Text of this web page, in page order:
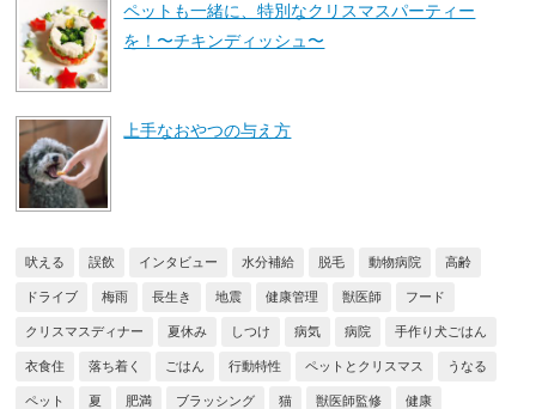
ペットも一緒に、特別なクリスマスパーティー
を！〜チキンディッシュ〜
上手なおやつの与え方
吠える 誤飲 インタビュー 水分補給 脱毛 動物病院 高齢
ドライブ 梅雨 長生き 地震 健康管理 獣医師 フード
クリスマスディナー 夏休み しつけ 病気 病院 手作り犬ごはん
衣食住 落ち着く ごはん 行動特性 ペットとクリスマス うなる
ペット 夏 肥満 ブラッシング 猫 獣医師監修 健康